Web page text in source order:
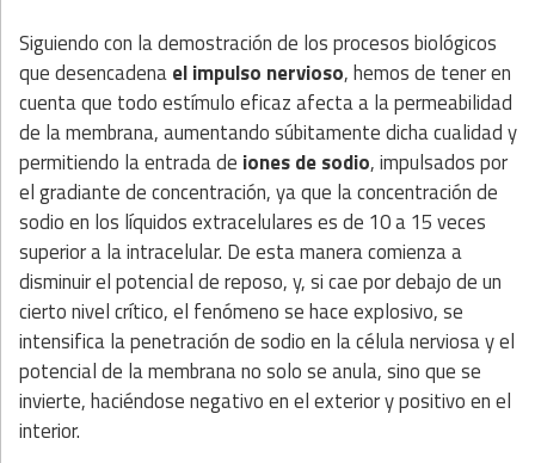
Siguiendo con la demostración de los procesos biológicos
que desencadenael impulso nervioso, hemos de tener en
cuenta que todo estímulo eficaz afecta a la permeabilidad
de la membrana, aumentando súbitamente dicha cualidad y
permitiendo la entrada de iones de sodio, impulsados por
el gradiante de concentración, ya que la concentración de
sodio en los líquidos extracelulares es de 10 a 15 veces
superior a la intracelular. De esta manera comienza a
disminuir el potencial de reposo, y, si cae por debajo de un
cierto nivel crítico, el fenómeno se hace explosivo, se
intensifica la penetración de sodio en la célula nerviosa y el
potencial de la membrana no solo se anula, sino que se
invierte, haciéndose negativo en el exterior y positivo en el
interior.